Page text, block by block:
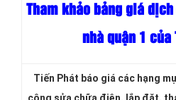
Tham khảo bảng giá
nhà quận 1 của
Tiến Phát báo giá các hạng